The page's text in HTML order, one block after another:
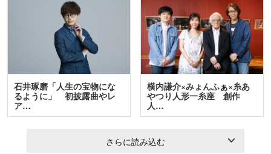
石井琢磨「人生の宝物にな
るように」 初披露曲やレ
ア…
横内謙介×みょんふぁ×糸あ
やつり人形一糸座 創作
人…
さらに読み込む